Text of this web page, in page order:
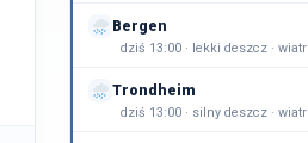
Bergen
dziś 13:00 · lekki deszcz ·
Trondheim
dziś 13:00 · silny deszcz ·